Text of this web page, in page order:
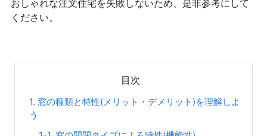
おしゃれな注文住宅を失敗しないため、是非参考にして
ください。
目次
1. 窓の種類と特性(メリット・デメリット)を理解しよ
う